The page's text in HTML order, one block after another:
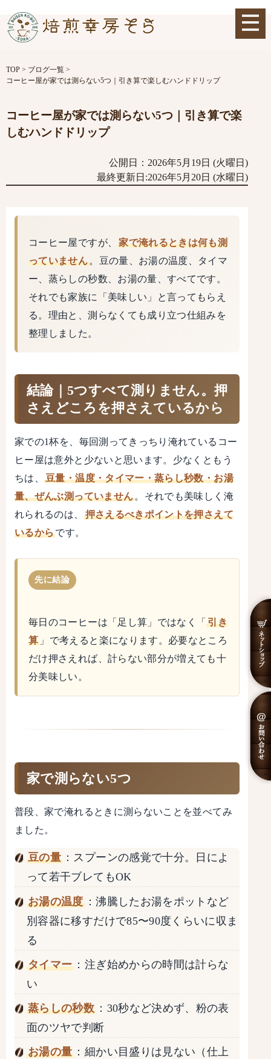
TOP > ブログ一覧 >
コーヒー屋が家では測らない5つ｜引き算で楽しむハンドドリップ
コーヒー屋が家では測らない5つ｜引き算で楽
しむハンドドリップ
公開日：2026年5月19日 (火曜日)
最終更新日:2026年5月20日 (水曜日)
コーヒー屋ですが、家で淹れるときは何も測
っていません 。豆の量、お湯の温度、タイマ
ー、蒸らしの秒数、お湯の量、すべてです。
それでも家族に「美味しい」と言ってもらえ
る。理由と、測らなくても成り立つ仕組みを
整理しました。
結論｜5つすべて測りません。押
さえどころを押さえているから
家での1杯を、毎回測ってきっちり淹れているコー
ヒー屋は意外と少ないと思います。少なくともう
ちは、豆量・温度・タイマー・蒸らし秒数・お湯
量、ぜんぶ測っていません 。それでも美味しく淹
れられるのは、
押さえるべきポイントを押さえて
いるからです。
先に結論
毎日のコーヒーは「足し算」ではなく「引き
算 」で考えると楽になります。必要なところ
だけ押さえれば、計らない部分が増えても十
分美味しい。
家で測らない5つ
普段、家で淹れるときに測らないことを並べてみ
ました。
豆の量 ：スプーンの感覚で十分。日によ
って若干ブレてもOK
お湯の温度：沸騰したお湯をポットなど
別容器に移すだけで85〜90度くらいに収ま
る
タイマー ：注ぎ始めからの時間は計らな
い
蒸らしの秒数 ：30秒など決めず、粉の表
面のツヤで判断
お湯の量 ：細かい目盛りは見ない（仕上